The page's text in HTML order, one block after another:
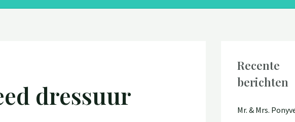
dressuur
Recente
berichten
Mr. & Mrs.